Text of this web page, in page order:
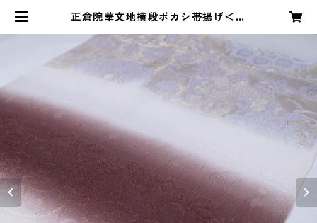
正倉院華文地横段ボカシ帯揚げ＜和
KYUJIRO by 山口屋